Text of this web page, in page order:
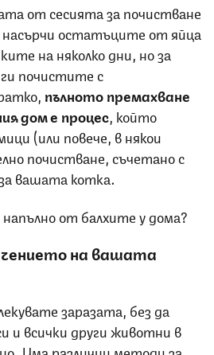
от сесията за почистване
насърчи остатъците от яйца
на няколко дни, но за
почистите с
пълното премахване
дом е процес , който
(или повече, в някои
почистване, съчетано с
вашата котка.
от балхите у дома?
на вашата
заразата, без да
и всички други животни в
Има различни методи за